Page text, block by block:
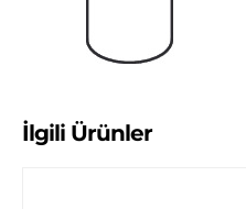
İlgili Ürünler